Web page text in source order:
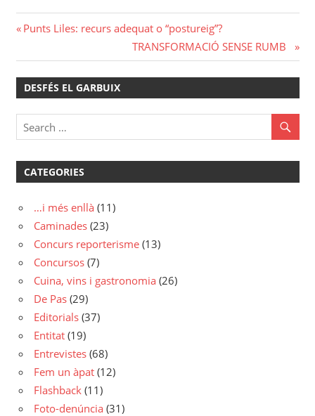
Navegació
d'entrades
Previous
Punts Liles: recurs adequat o “postureig”?
Next
Post:
TRANSFORMACIÓ SENSE RUMB
DESFÉS EL GARBUIX
CATEGORIES
…i més enllà (11)
Caminades (23)
Concurs reporterisme (13)
Concursos (7)
Cuina, vins i gastronomia (26)
De Pas (29)
Editorials (37)
Entitat (19)
Entrevistes (68)
Fem un àpat (12)
Flashback (11)
Foto-denúncia (31)